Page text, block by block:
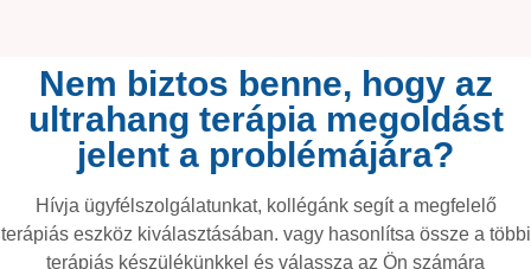
Nem biztos benne, hogy az
ultrahang terápia megoldást
jelent a problémájára?
Hívja ügyfélszolgálatunkat, kollégánk segít a megfelelő
terápiás eszköz kiválasztásában. vagy hasonlítsa össze a többi